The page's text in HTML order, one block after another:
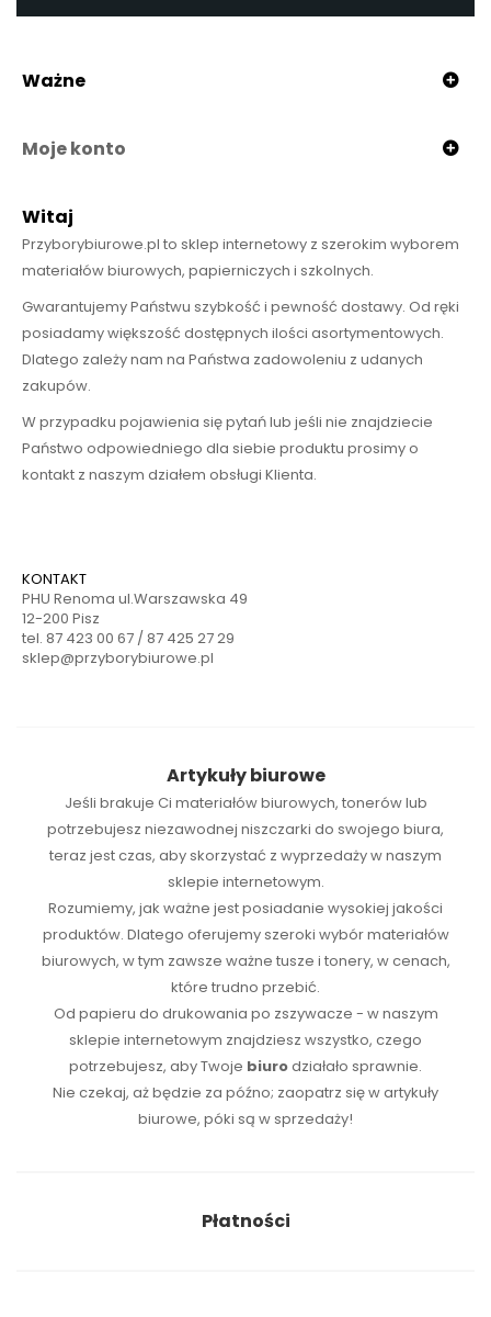
Ważne
Moje konto
Witaj
Przyborybiurowe.pl to sklep internetowy z szerokim wyborem
materiałów biurowych, papierniczych i szkolnych.
Gwarantujemy Państwu szybkość i pewność dostawy. Od ręki
posiadamy większość dostępnych ilości asortymentowych.
Dlatego zależy nam na Państwa zadowoleniu z udanych
zakupów.
W przypadku pojawienia się pytań lub jeśli nie znajdziecie
Państwo odpowiedniego dla siebie produktu prosimy o
kontakt z naszym działem obsługi Klienta.
KONTAKT
PHU Renoma ul.Warszawska 49
12-200 Pisz
tel. 87 423 00 67 / 87 425 27 29
sklep@przyborybiurowe.pl
Artykuły biurowe
Jeśli brakuje Ci materiałów biurowych, tonerówlub
potrzebujesz niezawodnej niszczarki do swojego biura,
teraz jest czas, aby skorzystać z wyprzedaży w naszym
sklepie internetowym.
Rozumiemy, jak ważne jest posiadanie wysokiej jakości
produktów. Dlatego oferujemy szeroki wybór materiałów
biurowych, w tym zawsze ważne tusze i tonery, w cenach,
które trudno przebić.
Od papieru do drukowania po zszywacze - w naszym
sklepie internetowym znajdziesz wszystko, czego
potrzebujesz, aby Twoje biurodziałało sprawnie.
Nie czekaj, aż będzie za późno; zaopatrz się w artykuły
biurowe, póki są w sprzedaży!
Płatności